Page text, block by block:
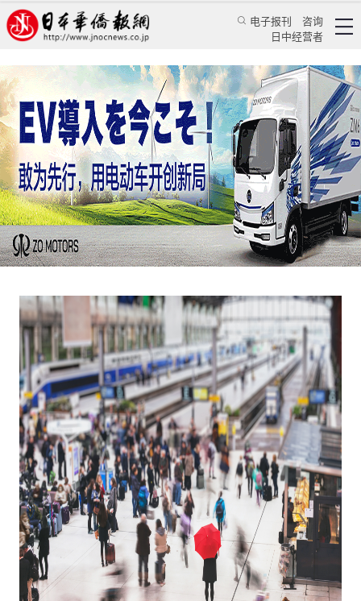
电子报刊
咨询
日中经营者
日本性教育缺失，未成年堕胎大龄青年零体验
蒋丰 评论 日本纵横
日本新华侨报 2020/11/2 16:00:04